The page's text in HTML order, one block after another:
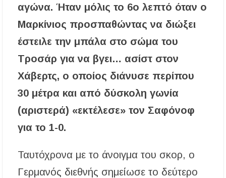
αγώνα. Ήταν μόλις το 6ο λεπτό όταν ο
Μαρκίνιος προσπαθώντας να διώξει
έστειλε την μπάλα στο σώμα του
Τροσάρ για να βγει… ασίστ στον
Χάβερτς, ο οποίος διάνυσε περίπου
30 μέτρα και από δύσκολη γωνία
(αριστερά) «εκτέλεσε» τον Σαφόνοφ
για το 1-0.
Ταυτόχρονα με το άνοιγμα του σκορ, ο
Γερμανός διεθνής σημείωσε το δεύτερο